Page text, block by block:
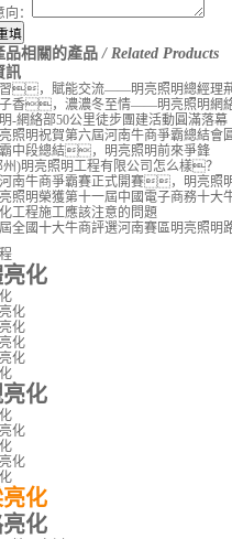
：
品相關的產品/ Related Products
訊
，賦能交流——明亮照明總經理
香，濃濃冬至情——明亮照明網
-網絡部50公里徒步團建活動圓滿落幕
照明祝賀第六屆河南牛商爭霸總結會
中段總結，明亮照明前來爭鋒
州)明亮照明工程有限公司怎么樣？
南牛商爭霸賽正式開賽，明亮
照明榮獲第十一屆中國電子商務十
工程施工應該注意的問題
全國十大牛商評選河南賽區明亮照明
化
化
化
化
化
化
化
化
化
化